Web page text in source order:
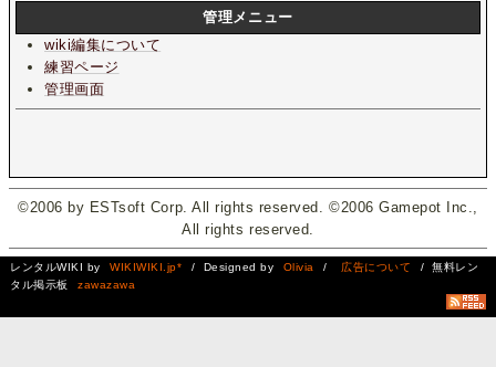
管理メニュー
wiki編集について
練習ページ
管理画面
©2006 by ESTsoft Corp. All rights reserved. ©2006 Gamepot Inc.,
All rights reserved.
レンタルWIKI by WIKIWIKI.jp* / Designed by Olivia / 広告について
/ 無料レン
タル掲示板
zawazawa